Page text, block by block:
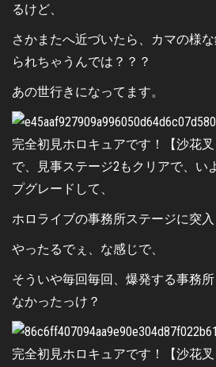
るけど、
さかまたへ近づいたら、カマの様
られちゃうんでは？？？
あの世行きになってます。
で、見事ステージ2もクリアで、い
プグレードして、
ホロライブの事務所ステージに突入
やったるでぇ、な感じで、
そういや毎回毎回、爆発する事務
なかったっけ？